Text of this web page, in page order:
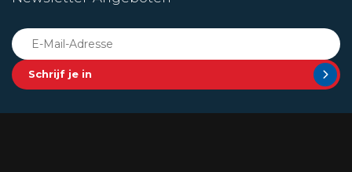
Schrijf je in